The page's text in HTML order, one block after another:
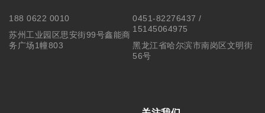
188 0622 0010
苏州工业园区思安街99号鑫能商
务广场1幢803
0451-82276437 /
15145064975
黑龙江省哈尔滨市南岗区文明街
56号